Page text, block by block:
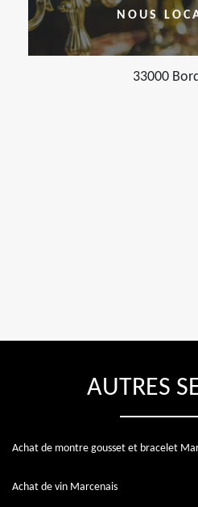
NOUS
33000
AUTRES
Achat de montre gousset et bracelet
Achat de vin Marcenais